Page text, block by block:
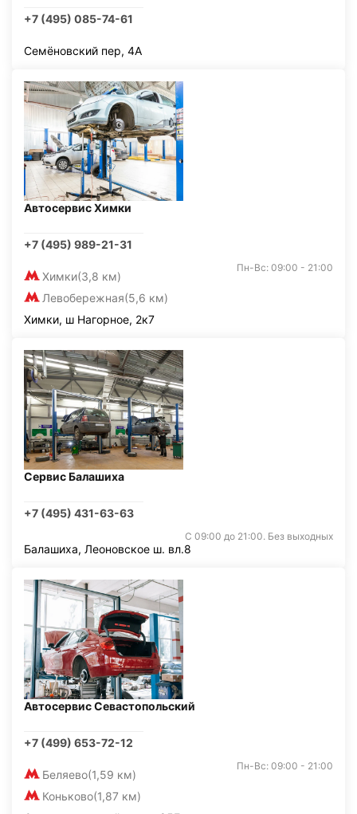
+7 (495) 085-74-61
Семёновский пер, 4А
Автосервис Химки
+7 (495) 989-21-31
Химки(3,8 км)
Левобережная(5,6 км)
Пн-Вс: 09:00 - 21:00
Химки, ш Нагорное, 2к7
Сервис Балашиха
+7 (495) 431-63-63
С 09:00 до 21:00. Без выходных
Балашиха, Леоновское ш. вл.8
Автосервис Севастопольский
+7 (499) 653-72-12
Беляево(1,59 км)
Коньково(1,87 км)
Пн-Вс: 09:00 - 21:00